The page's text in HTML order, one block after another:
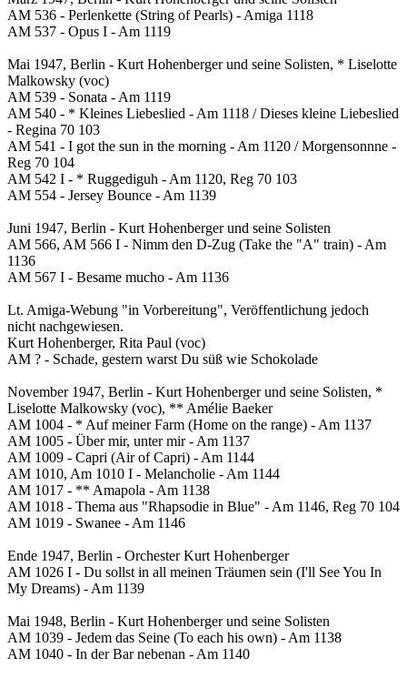
AM 536 - Perlenkette (String of Pearls) - Amiga 1118
AM 537 - Opus I - Am 1119
Mai 1947, Berlin - Kurt Hohenberger und seine Solisten, * Liselotte
Malkowsky (voc)
AM 539 - Sonata - Am 1119
AM 540 - * Kleines Liebeslied - Am 1118 / Dieses kleine Liebeslied
- Regina 70 103
AM 541 - I got the sun in the morning - Am 1120 / Morgensonnne -
Reg 70 104
AM 542 I - * Ruggediguh - Am 1120, Reg 70 103
AM 554 - Jersey Bounce - Am 1139
Juni 1947, Berlin - Kurt Hohenberger und seine Solisten
AM 566, AM 566 I - Nimm den D-Zug (Take the "A" train) - Am
1136
AM 567 I - Besame mucho - Am 1136
Lt. Amiga-Webung "in Vorbereitung", Veröffentlichung jedoch
nicht nachgewiesen.
Kurt Hohenberger, Rita Paul (voc)
AM ? - Schade, gestern warst Du süß wie Schokolade
November 1947, Berlin - Kurt Hohenberger und seine Solisten, *
Liselotte Malkowsky (voc), ** Amélie Baeker
AM 1004 - * Auf meiner Farm (Home on the range) - Am 1137
AM 1005 - Über mir, unter mir - Am 1137
AM 1009 - Capri (Air of Capri) - Am 1144
AM 1010, Am 1010 I - Melancholie - Am 1144
AM 1017 - ** Amapola - Am 1138
AM 1018 - Thema aus "Rhapsodie in Blue" - Am 1146, Reg 70 104
AM 1019 - Swanee - Am 1146
Ende 1947, Berlin - Orchester Kurt Hohenberger
AM 1026 I - Du sollst in all meinen Träumen sein (I'll See You In
My Dreams) - Am 1139
Mai 1948, Berlin - Kurt Hohenberger und seine Solisten
AM 1039 - Jedem das Seine (To each his own) - Am 1138
AM 1040 - In der Bar nebenan - Am 1140